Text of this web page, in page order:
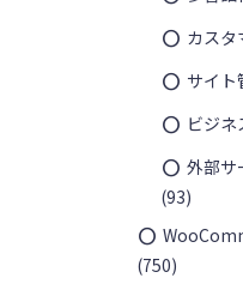
カスタ
サイト
ビジ
外部サ
(93)
(750)